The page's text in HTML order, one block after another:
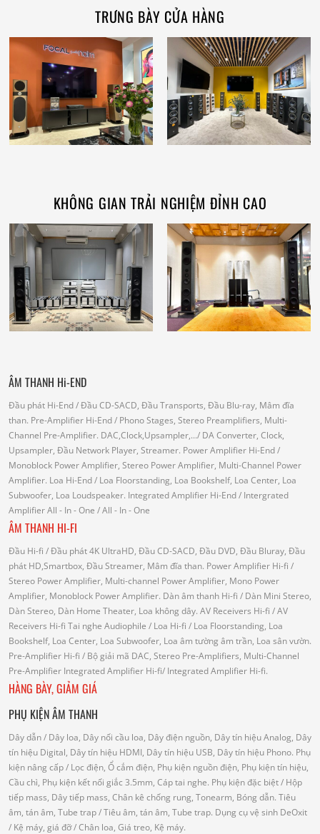
TRƯNG BÀY CỬA HÀNG
KHÔNG GIAN TRẢI NGHIỆM ĐỈNH CAO
ÂM THANH Hi-END
Đầu phát Hi-End/ Đầu CD-SACD, Đầu Transports, Đầu Blu-ray, Mâm đĩa
than. Pre-Amplifier Hi-End/ Phono Stages, Stereo Preamplifiers, Multi-
Channel Pre-Amplifier. DAC,Clock,Upsampler,.../ DA Converter, Clock,
Upsampler, Đầu Network Player, Streamer. Power Amplifier Hi-End/
Monoblock Power Amplifier, Stereo Power Amplifier, Multi-Channel Power
Amplifier. Loa Hi-End/ Loa Floorstanding, Loa Bookshelf, Loa Center, Loa
Subwoofer, Loa Loudspeaker. Integrated Amplifier Hi-End/ Intergrated
AmplifierAll - In - One / All - In - One
ÂM THANH HI-FI
Đầu Hi-fi / Đầu phát 4K UltraHD, Đầu CD-SACD, Đầu DVD, Đầu Bluray, Đầu
phát HD,Smartbox, Đầu Streamer, Mâm đĩa than. Power Amplifier Hi-fi /
Stereo Power Amplifier, Multi-channel Power Amplifier, Mono Power
Amplifier, Monoblock Power Amplifier. Dàn âm thanh Hi-fi / Dàn Mini Stereo,
Dàn Stereo, Dàn Home Theater, Loa không dây. AV Receivers Hi-fi / AV
Receivers Hi-fi Tai nghe Audiophile / Loa Hi-fi / Loa Floorstanding, Loa
Bookshelf, Loa Center, Loa Subwoofer, Loa âm tường âm trần, Loa sân vườn.
Pre-Amplifier Hi-fi / Bộ giải mã DAC, Stereo Pre-Amplifiers, Multi-Channel
Pre-Amplifier Integrated Amplifier Hi-fi/ Integrated Amplifier Hi-fi.
HÀNG BÀY, GIẢM GIÁ
PHỤ KIỆN ÂM THANH
Dây dẫn/ Dây loa, Dây nối cầu loa, Dây điện nguồn, Dây tín hiệu Analog, Dây
tín hiệu Digital, Dây tín hiệu HDMI, Dây tín hiệu USB, Dây tín hiệu Phono. Phụ
kiện nâng cấp/ Lọc điện, Ổ cắm điện, Phụ kiện nguồn điện, Phụ kiện tín hiệu,
Cầu chì, Phụ kiện kết nối giắc 3.5mm, Cáp tai nghe. Phụ kiện đặc biệt/ Hộp
tiếp mass, Dây tiếp mass, Chân kê chống rung, Tonearm, Bóng dẫn. Tiêu
âm, tán âm, Tube trap/ Tiêu âm, tán âm, Tube trap. Dụng cụ vệ sinh DeOxit
/ Kệ máy, giá đỡ/ Chân loa, Giá treo, Kệ máy.